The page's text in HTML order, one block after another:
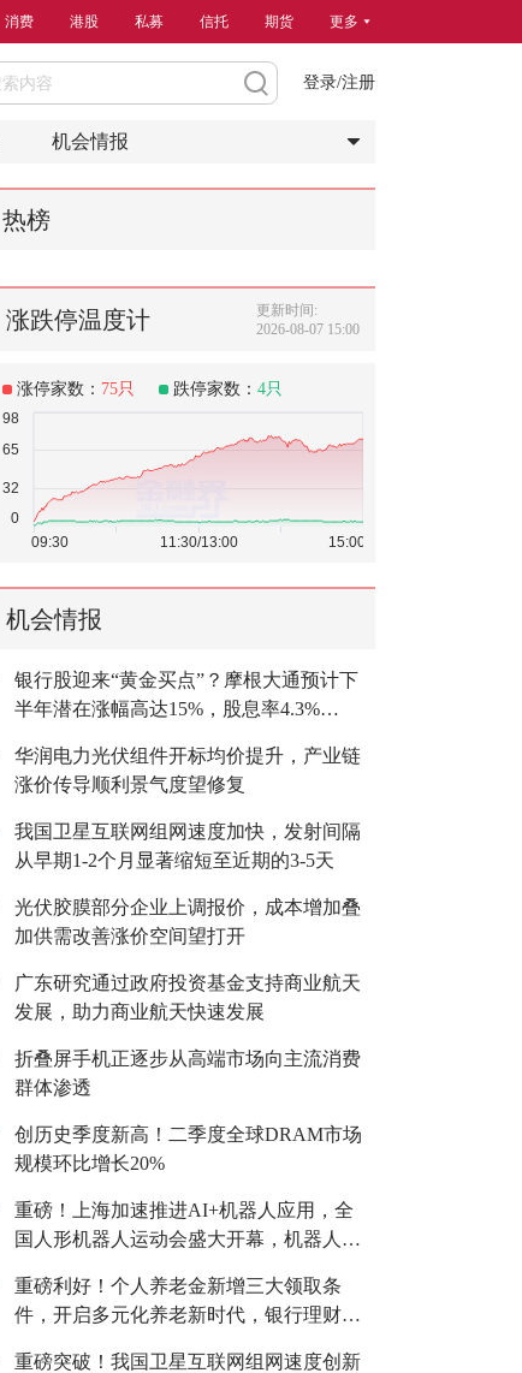
消费 港股 私募 信托 期货 更多
登录/注册
机会情报
热榜
涨跌停温度计
更新时间:
2026-08-07 15:00
涨停家数： 75只 跌停家数： 4只
机会情报
银行股迎来“黄金买点”？摩根大通预计下
半年潜在涨幅高达15%，股息率4.3%
华润电力光伏组件开标均价提升，产业链
涨价传导顺利景气度望修复
我国卫星互联网组网速度加快，发射间隔
从早期1-2个月显著缩短至近期的3-5天
光伏胶膜部分企业上调报价，成本增加叠
加供需改善涨价空间望打开
广东研究通过政府投资基金支持商业航天
发展，助力商业航天快速发展
折叠屏手机正逐步从高端市场向主流消费
群体渗透
创历史季度新高！二季度全球DRAM市场
规模环比增长20%
重磅！上海加速推进AI+机器人应用，全
国人形机器人运动会盛大开幕，机器人板
重磅利好！个人养老金新增三大领取条
件，开启多元化养老新时代，银行理财产
重磅突破！我国卫星互联网组网速度创新